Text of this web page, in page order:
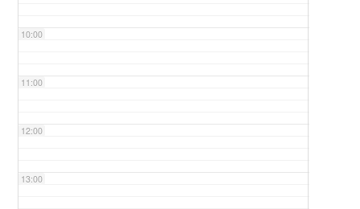
10:00
11:00
12:00
13:00